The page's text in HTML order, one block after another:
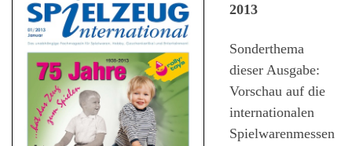
2013
Sonderthema
dieser Ausgabe:
Vorschau auf die
internationalen
Spielwarenmessen